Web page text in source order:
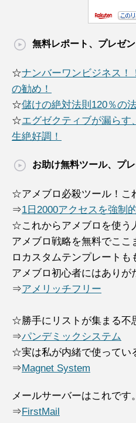
無料レポート、プレゼン
☆ナンバーワンビジネス！
の勧め！
☆儲けの絶対法則120％の
☆エグゼクティブが漏らす
生絶好調！
お助け無料ツール、プレ
☆アメブロ必殺ツール！こ
⇒1日2000アクセスを強制
☆これからアメブロを使う
アメブロ戦略を無料でこ
ロカスタムテンプレートも
アメブロ初心者にはありが
⇒アメリッチフリー
☆勝手にリストが集まる不
⇒パンデミックシステム
☆実は私が内緒で使ってい
⇒Magnet System
メールサーバーはこれです。
⇒FirstMail